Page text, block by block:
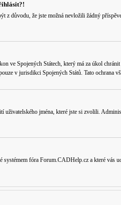
z důvodu, že jste možná nevložili žádný
ve Spojených Státech, který má za úkol
v jurisdikci Spojených Států. Tato ochrana
uživatelského jména, které jste si zvolili.
fóra Forum.CADHelp.cz a které